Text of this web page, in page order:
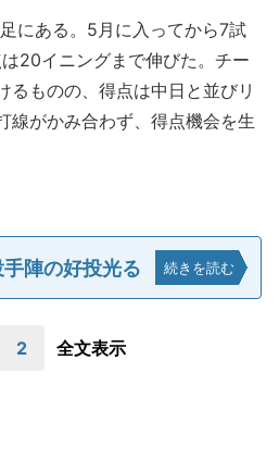
にある。5月に入ってから7試
20イニングまで伸びた。チー
るものの、得点は中日と並びリ
線がかみ合わず、得点機会を生
陣の好投光る 続きを読む
2 全文表示